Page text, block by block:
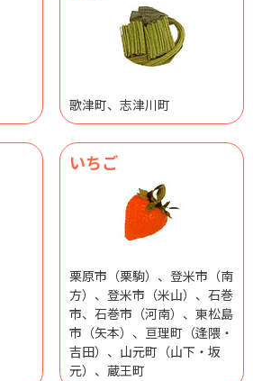
歌津町、志津川町
いちご
栗原市（栗駒）、登米市（南
方）、登米市（米山）、石巻
市、石巻市（河南）、東松島
市（矢本）、亘理町（逢隈・
吉田）、山元町（山下・坂
元）、蔵王町